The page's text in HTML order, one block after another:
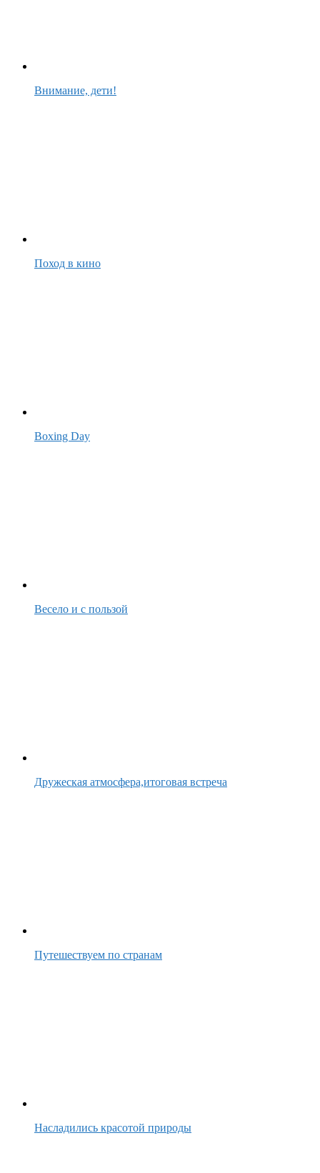
Внимание, дети!
Поход в кино
Boxing Day
Весело и с пользой
Дружеская атмосфера,итоговая встреча
Путешествуем по странам
Насладились красотой природы